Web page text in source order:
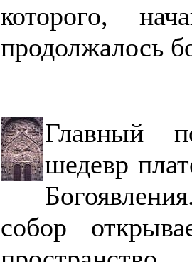
которого,
продолжалось
Главный
шедевр
собор